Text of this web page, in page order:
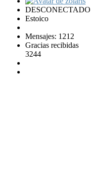
DESCONECTADO
Estoico
Mensajes: 1212
Gracias recibidas
3244